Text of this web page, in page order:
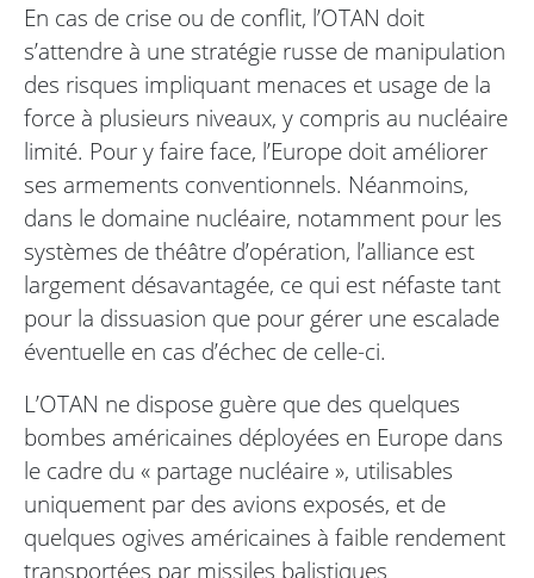
En cas de crise ou de conflit, l’OTAN doit
s’attendre à une stratégie russe de manipulation
des risques impliquant menaces et usage de la
force à plusieurs niveaux, y compris au nucléaire
limité. Pour y faire face, l’Europe doit améliorer
ses armements conventionnels. Néanmoins,
dans le domaine nucléaire, notamment pour les
systèmes de théâtre d’opération, l’alliance est
largement désavantagée, ce qui est néfaste tant
pour la dissuasion que pour gérer une escalade
éventuelle en cas d’échec de celle-ci.
L’OTAN ne dispose guère que des quelques
bombes américaines déployées en Europe dans
le cadre du « partage nucléaire », utilisables
uniquement par des avions exposés, et de
quelques ogives américaines à faible rendement
transportées par missiles balistiques